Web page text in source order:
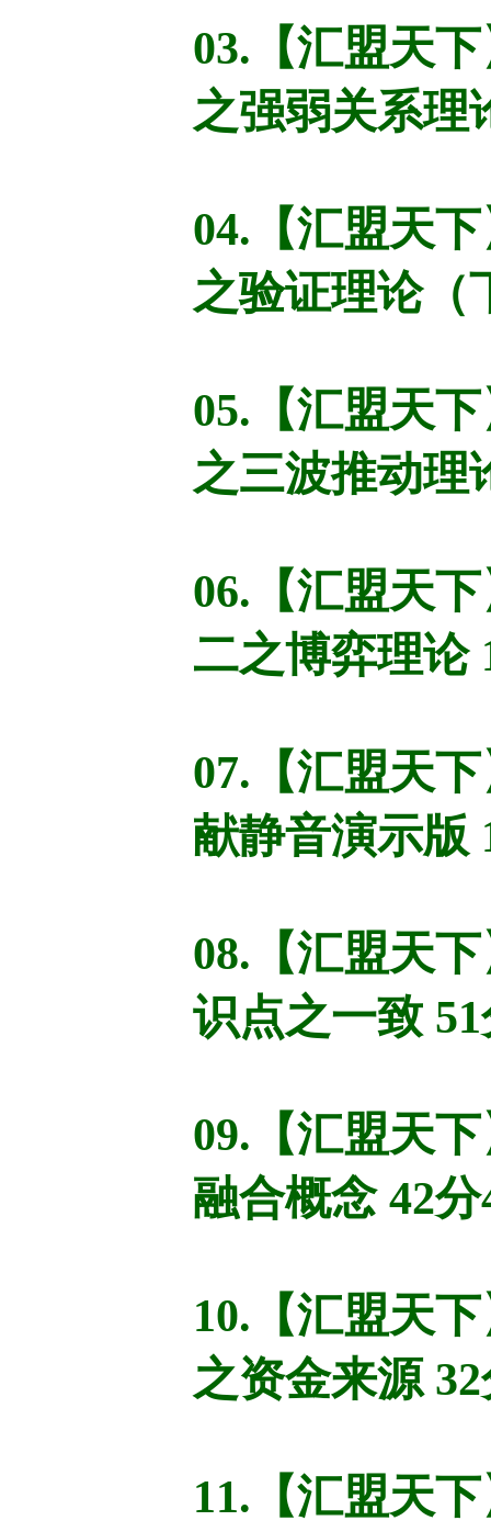
03.【汇盟天
之强弱关系理
04.【汇盟天
之验证理论（
05.【汇盟天
之三波推动理
06.【汇盟天
二之博弈理论
07.【汇盟天
献静音演示版
08.【汇盟天
识点之一致
09.【汇盟天
融合概念 42分
10.【汇盟天
之资金来源
11.【汇盟天